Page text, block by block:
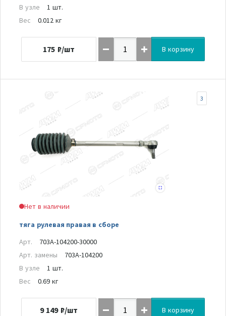
В узле
1 шт.
Вес
0.012 кг
175 ₽/шт В корзину
Нет в наличии
тяга рулевая правая в сборе
3
Арт.
703A-104200-30000
Арт. замены
703A-104200
В узле
1 шт.
Вес
0.69 кг
9 149 ₽/шт В корзину